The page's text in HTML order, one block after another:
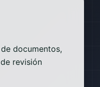
documentos,
revisión